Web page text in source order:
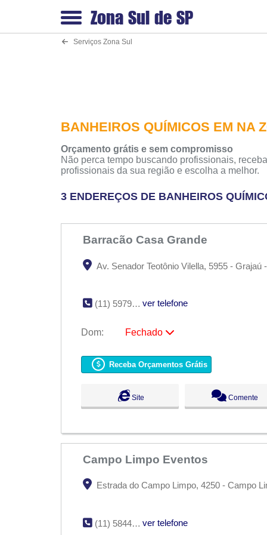
Zona Sul de SP
Serviços Zona Sul
BANHEIROS QUÍMICOS EM NA
Orçamento grátis e sem compromisso
Não perca tempo buscando profissionais,
profissionais da sua região e escolha a melhor.
3 ENDEREÇOS DE BANHEIROS
Barracão Casa Grande
Av. Senador Teotônio Vilella, 5955 - Grajaú
(11) 5979-8330 ver telefone
Dom:
Fechado
09:00 - 18:00
Qua:
09:00 - 18:00
09:00 - 18:00
Sáb:
Fechado
Receba Orçamentos Grátis
Site Comente
Campo Limpo Eventos
Estrada do Campo Limpo, 4250 - Campo
(11) 5844-1859 ver telefone